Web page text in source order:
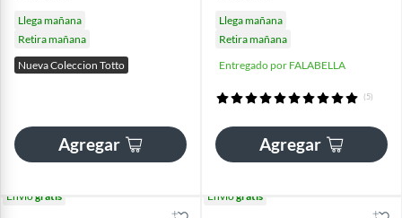
Llega mañana
Retira mañana
Nueva Coleccion Totto
Agregar
Llega mañana
Retira mañana
Entregado por FALABELLA
(5)
Agregar
Envíogratis Envíogratis